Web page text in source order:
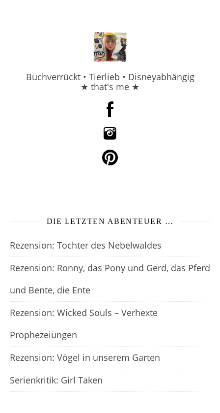
Buchverrückt • Tierlieb • Disneyabhängig
★ that's me ★
DIE LETZTEN ABENTEUER …
Rezension: Tochter des Nebelwaldes
Rezension: Ronny, das Pony und Gerd, das Pferd
und Bente, die Ente
Rezension: Wicked Souls – Verhexte
Prophezeiungen
Rezension: Vögel in unserem Garten
Serienkritik: Girl Taken